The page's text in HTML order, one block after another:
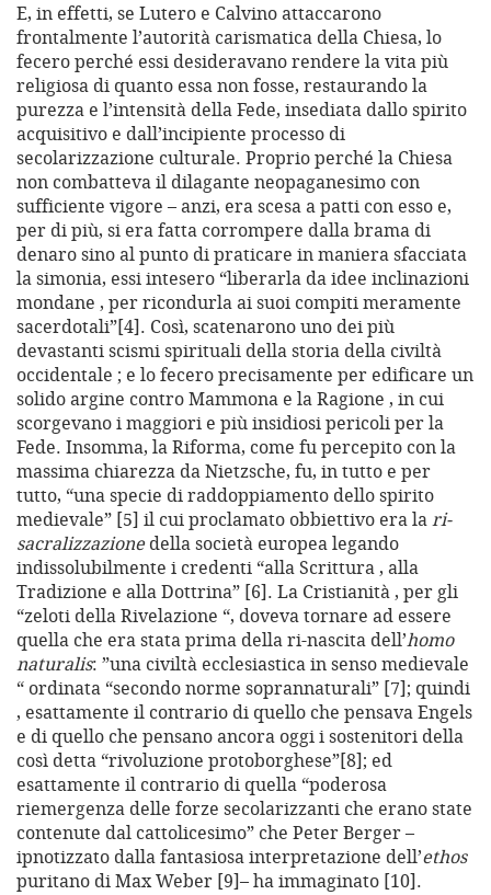
E, in effetti, se Lutero e Calvino attaccarono
frontalmente l’autorità carismatica della Chiesa, lo
fecero perché essi desideravano rendere la vita più
religiosa di quanto essa non fosse, restaurando la
purezza e l’intensità della Fede, insediata dallo spirito
acquisitivo e dall’incipiente processo di
secolarizzazione culturale. Proprio perché la Chiesa
non combatteva il dilagante neopaganesimo con
sufficiente vigore – anzi, era scesa a patti con esso e,
per di più, si era fatta corrompere dalla brama di
denaro sino al punto di praticare in maniera sfacciata
la simonia, essi intesero “liberarla da idee inclinazioni
mondane , per ricondurla ai suoi compiti meramente
sacerdotali”[4]. Così, scatenarono uno dei più
devastanti scismi spirituali della storia della civiltà
occidentale ; e lo fecero precisamente per edificare un
solido argine contro Mammona e la Ragione , in cui
scorgevano i maggiori e più insidiosi pericoli per la
Fede. Insomma, la Riforma, come fu percepito con la
massima chiarezza da Nietzsche, fu, in tutto e per
tutto, “una specie di raddoppiamento dello spirito
medievale” [5] il cui proclamato obbiettivo era lari-
sacralizzazionedella società europea legando
indissolubilmente i credenti “alla Scrittura , alla
Tradizione e alla Dottrina” [6]. La Cristianità , per gli
“zeloti della Rivelazione “, doveva tornare ad essere
quella che era stata prima della ri-nascita dell’homo
naturalis: ”una civiltà ecclesiastica in senso medievale
“ ordinata “secondo norme soprannaturali” [7]; quindi
, esattamente il contrario di quello che pensava Engels
e di quello che pensano ancora oggi i sostenitori della
così detta “rivoluzione protoborghese”[8]; ed
esattamente il contrario di quella “poderosa
riemergenza delle forze secolarizzanti che erano state
contenute dal cattolicesimo” che Peter Berger –
ipnotizzato dalla fantasiosa interpretazione dell’ethos
puritano di Max Weber [9]– ha immaginato [10].